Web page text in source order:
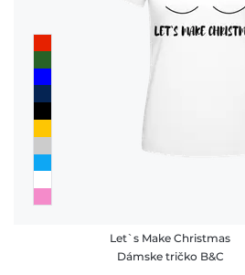
Let`s Make Christmas
Dámske tričko B&C